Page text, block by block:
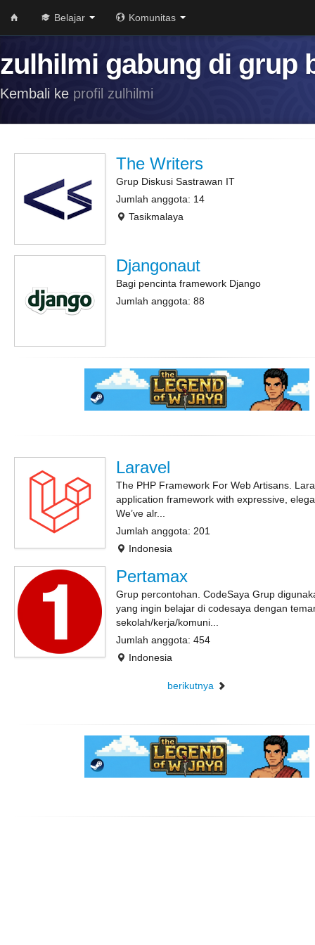
Belajar Komunitas
zulhilmi gabung di grup
Kembali ke profil zulhilmi
The Writers
Grup Diskusi Sastrawan IT
Jumlah anggota: 14
Tasikmalaya
Djangonaut
Bagi pencinta framework Django
Jumlah anggota: 88
Laravel
The PHP Framework For Web Artisans.
application framework with expressive,
We’ve alr...
Jumlah anggota: 201
Indonesia
Pertamax
Grup percontohan. CodeSaya Grup
yang ingin belajar di codesaya dengan
sekolah/kerja/komuni...
Jumlah anggota: 454
Indonesia
berikutnya